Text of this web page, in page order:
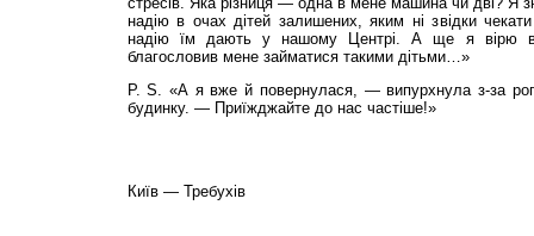
надію в очах дітей залишених, яким ні звідки
надію їм дають у нашому Центрі. А ще я вірю
благословив мене займатися такими дітьми…»
P. S. «А я вже й повернулася, — випурхнула з-за
будинку. — Приїжджайте до нас частіше!»
Київ — Требухів